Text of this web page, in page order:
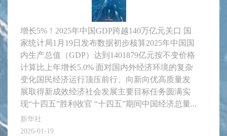
增长5%！2025年中国GDP跨越140万亿元关口 国
家统计局1月19日发布数据初步核算2025年中国国
内生产总值（GDP）达到1401879亿元按不变价格
计算比上年增长5.0% 面对国内外经济环境的复杂
变化国民经济运行顶压前行、向新向优高质量发
展取得新成效经济社会发展主要目标任务圆满实
现“十四五”胜利收官 “十四五”期间中国经济总量...
新华社
2026-01-19